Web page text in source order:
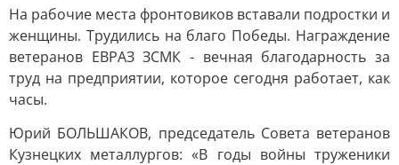
На рабочие места фронтовиков вставали подростки и
женщины. Трудились на благо Победы. Награждение
ветеранов ЕВРАЗ ЗСМК - вечная благодарность за
труд на предприятии, которое сегодня работает, как
часы.
Юрий БОЛЬШАКОВ, председатель Совета ветеранов
Кузнецких металлургов: «В годы войны труженики